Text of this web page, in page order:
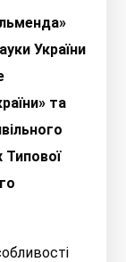
України
та
Типової